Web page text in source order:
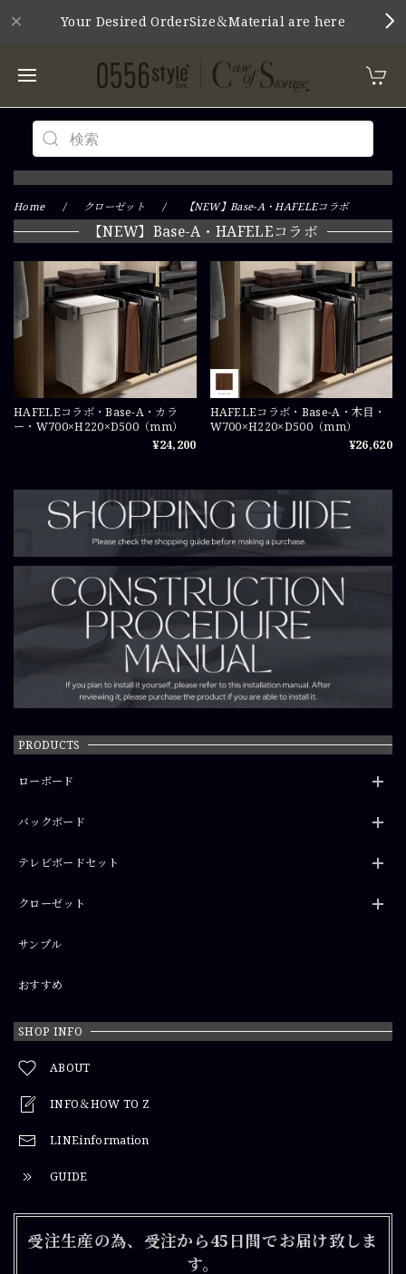
Your Desired OrderSize＆Material are here
PRODUCTS
ローボード
バックボード
テレビボードセット
クローゼット
サンプル
おすすめ
SHOP INFO
ABOUT
INFO＆HOW TO Z
LINEinformation
GUIDE
受注生産の為、受注から45日間でお届け致しま
す。
Home クローゼット 【NEW】Base-A・HAFELEコラボ
【NEW】Base-A・HAFELEコラボ
HAFELEコラボ・Base-A・カラ
ー・W700×H220×D500（mm）
¥24,200
HAFELEコラボ・Base-A・木目・
W700×H220×D500（mm）
¥26,620